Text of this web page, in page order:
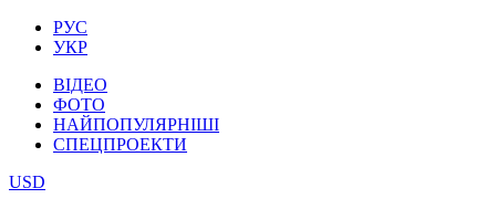
РУС
УКР
ВІДЕО
ФОТО
НАЙПОПУЛЯРНІШІ
СПЕЦПРОЕКТИ
USD